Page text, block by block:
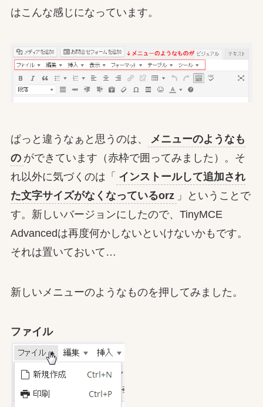
はこんな感じになっています。
ぱっと違うなぁと思うのは、
メニューのようなも
の ができています（赤枠で囲ってみました）。そ
れ以外に気づくのは「 インストールして追加され
た文字サイズがなくなっているorz 」ということで
す。新しいバージョンにしたので、TinyMCE
Advancedは再度何かしないといけないかもです。
それは置いておいて…
新しいメニューのようなものを押してみました。
ファイル